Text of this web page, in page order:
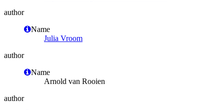
author
Name
Julia Vroom
author
Name
Arnold van Rooien
author